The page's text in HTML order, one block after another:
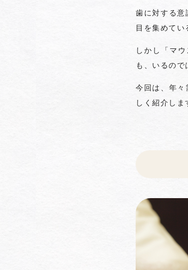
歯に対する意
目を集めてい
しかし「マ
も、いるので
今回は、年々
しく紹介し